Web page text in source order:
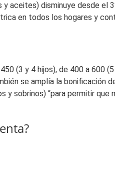
disminuye desde el
en todos los hogares y
(3 y 4 hijos), de 400 a 600
se amplía la bonificación
sobrinos) “para permitir que